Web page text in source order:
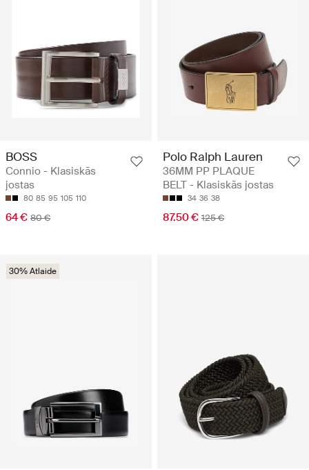
BOSS
Connio - Klasiskās
jostas
80 85 95 105 110
64 € 80 €
Polo Ralph Lauren
36MM PP PLAQUE
BELT - Klasiskās jostas
34 36 38
87.50 € 125 €
30% Atlaide